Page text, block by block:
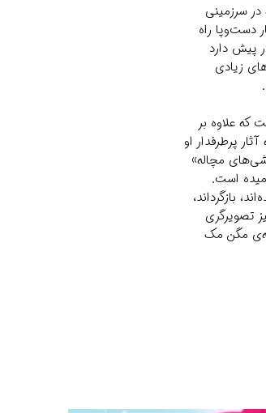
سرزمینی
دست‌وپا راه
پیش دارد
زیادی
که علاوه‌ بر
پرطرفدار او
مچاله»
است.
بازگرداند،
تصویرگری
مگن مک